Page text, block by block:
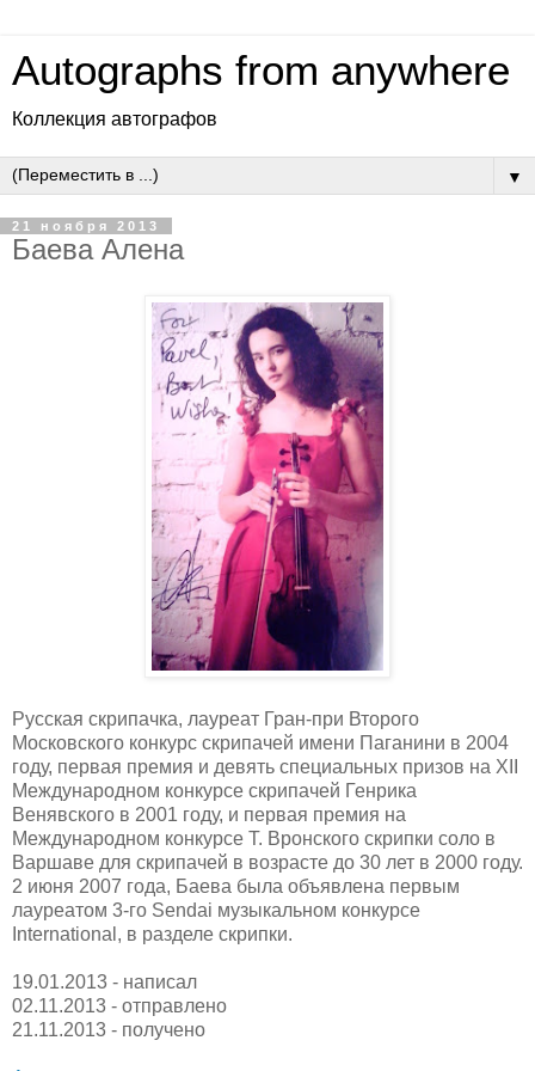
Autographs from anywhere
Коллекция автографов
▼
21 ноября 2013
Баева Алена
Русская скрипачка, лауреат Гран-при Второго
Московского конкурс скрипачей имени Паганини в 2004
году, первая премия и девять специальных призов на XII
Международном конкурсе скрипачей Генрика
Венявского в 2001 году, и первая премия на
Международном конкурсе Т. Вронского скрипки соло в
Варшаве для скрипачей в возрасте до 30 лет в 2000 году.
2 июня 2007 года, Баева была объявлена первым
лауреатом 3-го Sendai музыкальном конкурсе
International, в разделе скрипки.
19.01.2013 - написал
02.11.2013 - отправлено
21.11.2013 - получено